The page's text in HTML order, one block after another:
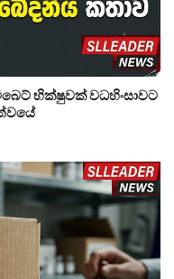
භික්ෂුවක් වධහිංසාවට